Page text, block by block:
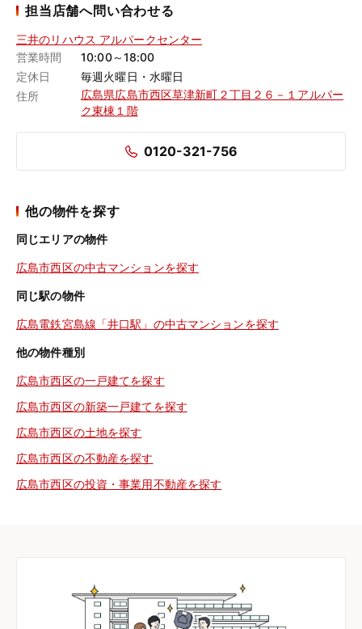
担当店舗へ問い合わせる
三井のリハウス アルパークセンター
営業時間
10:00～18:00
定休日
毎週火曜日・水曜日
住所
広島県広島市西区草津新町２丁目２６－１アルパー
ク東棟１階
0120-321-756
他の物件を探す
同じエリアの物件
広島市西区の中古マンションを探す
同じ駅の物件
広島電鉄宮島線「井口駅」の中古マンションを探す
他の物件種別
広島市西区の一戸建てを探す
広島市西区の新築一戸建てを探す
広島市西区の土地を探す
広島市西区の不動産を探す
広島市西区の投資・事業用不動産を探す